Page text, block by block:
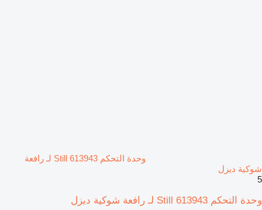
وحدة التحكم Still 613943 لـ رافعة
شوكية ديزل
5
وحدة التحكم Still 613943 لـ رافعة شوكية ديزل